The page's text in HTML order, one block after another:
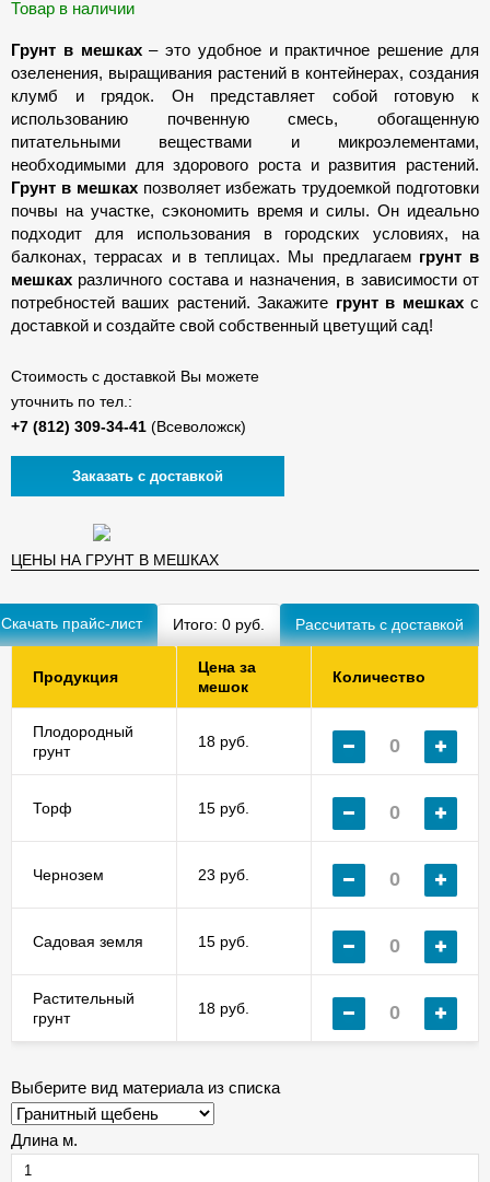
Товар в наличии
Грунт в мешках– это удобное и практичное решение для
озеленения, выращивания растений в контейнерах, создания
клумб и грядок. Он представляет собой готовую к
использованию почвенную смесь, обогащенную
питательными веществами и микроэлементами,
необходимыми для здорового роста и развития растений.
Грунт в мешкахпозволяет избежать трудоемкой подготовки
почвы на участке, сэкономить время и силы. Он идеально
подходит для использования в городских условиях, на
балконах, террасах и в теплицах. Мы предлагаем грунт в
мешках различного состава и назначения, в зависимости от
потребностей ваших растений. Закажите грунт в мешкахс
доставкой и создайте свой собственный цветущий сад!
Стоимость с доставкой Вы можете
уточнить по тел.:
(Всеволожск)
Заказать с доставкой
ЦЕНЫ НА ГРУНТ В МЕШКАХ
Скачать прайс-лист Итого: 0 руб.
Продукция
Цена за
мешок
Количество
Плодородный
грунт
18 руб.
Торф 15 руб.
Чернозем 23 руб.
Садовая земля 15 руб.
Растительный
грунт
18 руб.
Выберите вид материала из списка
Длина м.